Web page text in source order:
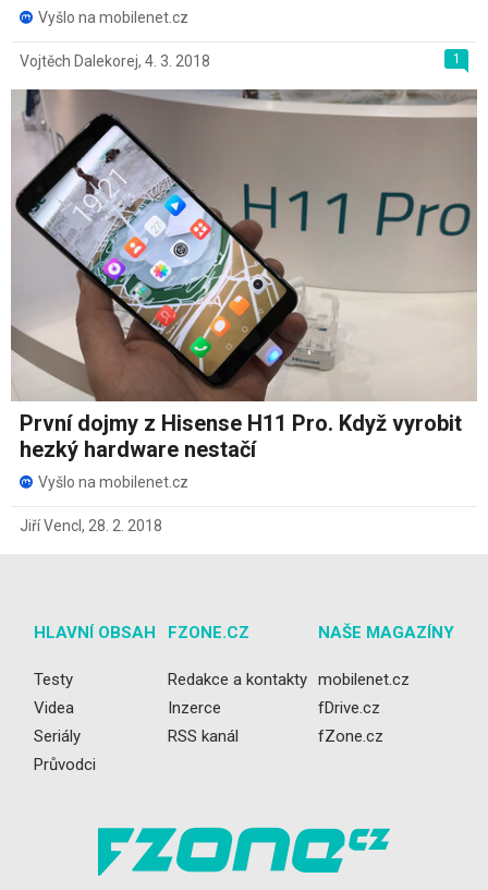
Vyšlo na mobilenet.cz
1
Vojtěch Dalekorej, 4. 3. 2018
První dojmy z Hisense H11 Pro. Když vyrobit
hezký hardware nestačí
Vyšlo na mobilenet.cz
Jiří Vencl, 28. 2. 2018
HLAVNÍ OBSAH
Testy
Videa
Seriály
Průvodci
FZONE.CZ
Redakce a kontakty
Inzerce
RSS kanál
NAŠE MAGAZÍNY
mobilenet.cz
fDrive.cz
fZone.cz